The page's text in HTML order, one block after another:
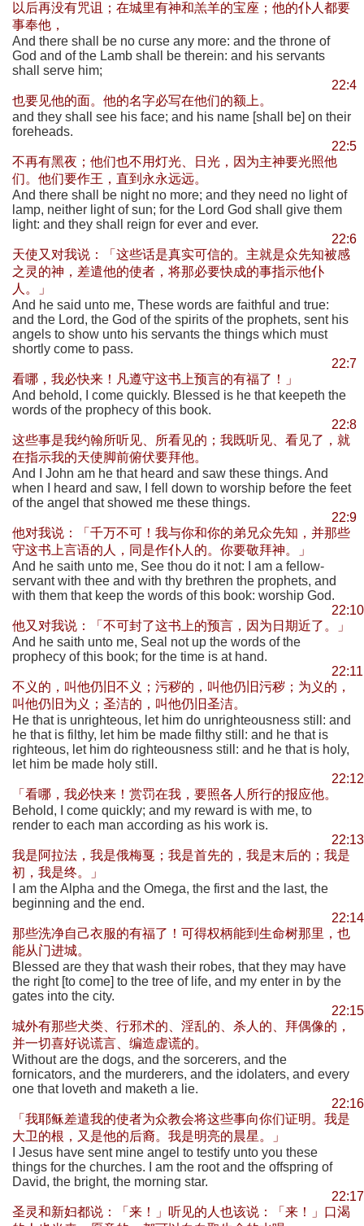
以后再没有咒诅；在城里有神和羔羊的宝座；他的仆人都要
事奉他，
And there shall be no curse any more: and the throne of
God and of the Lamb shall be therein: and his servants
shall serve him;
22:4
也要见他的面。他的名字必写在他们的额上。
and they shall see his face; and his name [shall be] on their
foreheads.
22:5
不再有黑夜；他们也不用灯光、日光，因为主神要光照他
们。他们要作王，直到永永远远。
And there shall be night no more; and they need no light of
lamp, neither light of sun; for the Lord God shall give them
light: and they shall reign for ever and ever.
22:6
天使又对我说：「这些话是真实可信的。主就是众先知被感
之灵的神，差遣他的使者，将那必要快成的事指示他仆
人。」
And he said unto me, These words are faithful and true:
and the Lord, the God of the spirits of the prophets, sent his
angels to show unto his servants the things which must
shortly come to pass.
22:7
看哪，我必快来！凡遵守这书上预言的有福了！」
And behold, I come quickly. Blessed is he that keepeth the
words of the prophecy of this book.
22:8
这些事是我约翰所听见、所看见的；我既听见、看见了，就
在指示我的天使脚前俯伏要拜他。
And I John am he that heard and saw these things. And
when I heard and saw, I fell down to worship before the feet
of the angel that showed me these things.
22:9
他对我说：「千万不可！我与你和你的弟兄众先知，并那些
守这书上言语的人，同是作仆人的。你要敬拜神。」
And he saith unto me, See thou do it not: I am a fellow-
servant with thee and with thy brethren the prophets, and
with them that keep the words of this book: worship God.
22:10
他又对我说：「不可封了这书上的预言，因为日期近了。」
And he saith unto me, Seal not up the words of the
prophecy of this book; for the time is at hand.
22:11
不义的，叫他仍旧不义；污秽的，叫他仍旧污秽；为义的，
叫他仍旧为义；圣洁的，叫他仍旧圣洁。
He that is unrighteous, let him do unrighteousness still: and
he that is filthy, let him be made filthy still: and he that is
righteous, let him do righteousness still: and he that is holy,
let him be made holy still.
22:12
「看哪，我必快来！赏罚在我，要照各人所行的报应他。
Behold, I come quickly; and my reward is with me, to
render to each man according as his work is.
22:13
我是阿拉法，我是俄梅戛；我是首先的，我是末后的；我是
初，我是终。」
I am the Alpha and the Omega, the first and the last, the
beginning and the end.
22:14
那些洗净自己衣服的有福了！可得权柄能到生命树那里，也
能从门进城。
Blessed are they that wash their robes, that they may have
the right [to come] to the tree of life, and my enter in by the
gates into the city.
22:15
城外有那些犬类、行邪术的、淫乱的、杀人的、拜偶像的，
并一切喜好说谎言、编造虚谎的。
Without are the dogs, and the sorcerers, and the
fornicators, and the murderers, and the idolaters, and every
one that loveth and maketh a lie.
22:16
「我耶稣差遣我的使者为众教会将这些事向你们证明。我是
大卫的根，又是他的后裔。我是明亮的晨星。」
I Jesus have sent mine angel to testify unto you these
things for the churches. I am the root and the offspring of
David, the bright, the morning star.
22:17
圣灵和新妇都说：「来！」听见的人也该说：「来！」口渴